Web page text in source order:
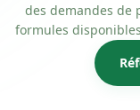
des demandes de
formules